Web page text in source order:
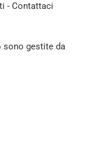
- Contattaci
sono gestite da